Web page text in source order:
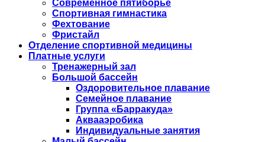
Современное пятиборье
Спортивная гимнастика
Фехтование
Фристайл
Отделение спортивной медицины
Платные услуги
Тренажерный зал
Большой бассейн
Оздоровительное плавание
Семейное плавание
Группа «Барракуда»
Аквааэробика
Индивидуальные занятия